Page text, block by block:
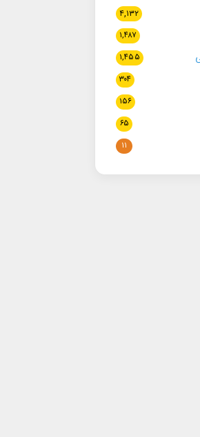
۴,۱۳۲
۱,۴۸۷
۱,۴۵۵
۳۰۴
۱۵۶
۶۵
۱۱